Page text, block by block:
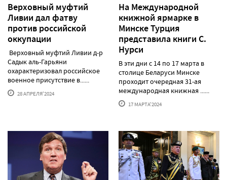
Верховный муфтий
Ливии дал фатву
против российской
оккупации
Верховный муфтий Ливии д-р
Садык аль-Гарьяни
охарактеризовал российское
военное присутствие в......
28 АПРЕЛЯ'2024
На Международной
книжной ярмарке в
Минске Турция
представила книги С.
Нурси
В эти дни с 14 по 17 марта в
столице Беларуси Минске
проходит очередная 31-ая
международная книжная ......
17 МАРТА'2024